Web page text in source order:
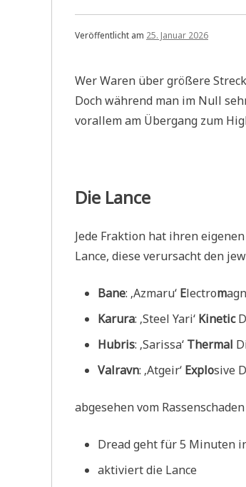
Veröffentlicht am 25. Januar 2026
Wer Waren über größere
Doch während man im Null
vorallem am Übergang zum
Die Lance
Jede Fraktion hat ihren
Lance, diese verursacht den
Bane: ‚Azmaru‘ Electrom
Karura: ‚Steel Yari‘ Kinetic
Hubris: ‚Sarissa‘ Thermal
Valravn: ‚Atgeir‘ Explosive
abgesehen vom
Dread geht für 5 Minuten
aktiviert die Lance